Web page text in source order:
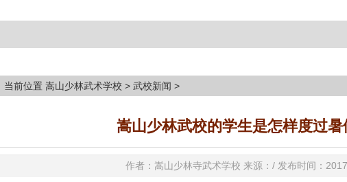
当前位置 嵩山少林武术学校 > 武校新闻 >
嵩山少林武校的学生是怎样度过暑
作者：嵩山少林寺武术学校 来源：/ 发布时间：